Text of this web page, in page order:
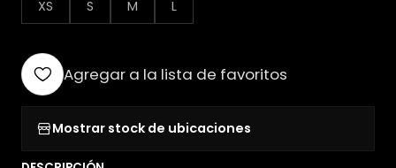
XS S M L
Agregar a la lista de favoritos
Mostrar stock de ubicaciones